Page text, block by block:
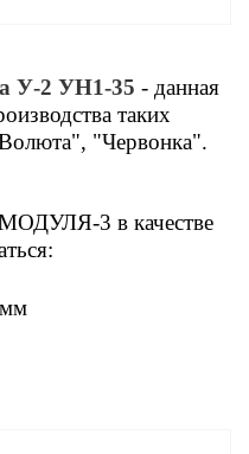
У-2 УН1-35 - данная
таких
"Червонка".
3 в качестве